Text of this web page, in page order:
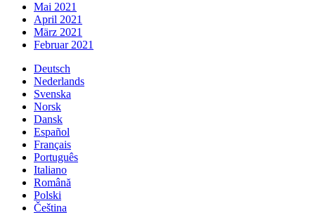
Mai 2021
April 2021
März 2021
Februar 2021
Deutsch
Nederlands
Svenska
Norsk
Dansk
Español
Français
Português
Italiano
Română
Polski
Čeština